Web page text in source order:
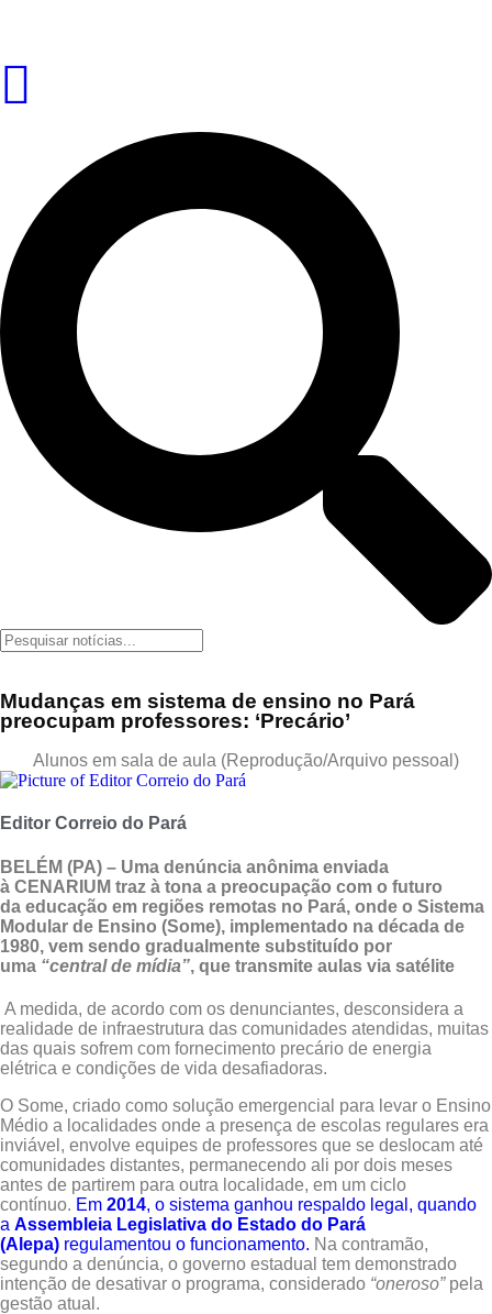
Mudanças em sistema de ensino no Pará
preocupam professores: ‘Precário’
Alunos em sala de aula (Reprodução/Arquivo pessoal)
Editor Correio do Pará
BELÉM (PA) – Uma denúncia anônima enviada
à CENARIUM traz à tona a preocupação com o futuro
da educação em regiões remotas no Pará, onde o Sistema
Modular de Ensino (Some), implementado na década de
1980, vem sendo gradualmente substituído por
uma “central de mídia”, que transmite aulas via satélite
A medida, de acordo com os denunciantes, desconsidera a
realidade de infraestrutura das comunidades atendidas, muitas
das quais sofrem com fornecimento precário de energia
elétrica e condições de vida desafiadoras.
O Some, criado como solução emergencial para levar o Ensino
Médio a localidades onde a presença de escolas regulares era
inviável, envolve equipes de professores que se deslocam até
comunidades distantes, permanecendo ali por dois meses
antes de partirem para outra localidade, em um ciclo
contínuo. Em 2014, o sistema ganhou respaldo legal, quando
a Assembleia Legislativa do Estado do Pará
(Alepa) regulamentou o funcionamento. Na contramão,
segundo a denúncia, o governo estadual tem demonstrado
intenção de desativar o programa, considerado “oneroso” pela
gestão atual.